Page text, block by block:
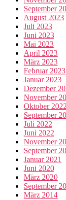
September
August 2023
Juli 2023
Juni 2023
Mai 2023
April 2023
März 2023
Februar 2023
Januar 2023
Dezember
November
Oktober 2022
September
Juli 2022
Juni 2022
November
September
Januar 2021
Juni 2020
März 2020
September
März 2014